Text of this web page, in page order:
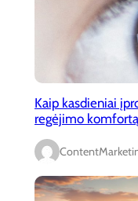
Kaip kasdieniai
regėjimo